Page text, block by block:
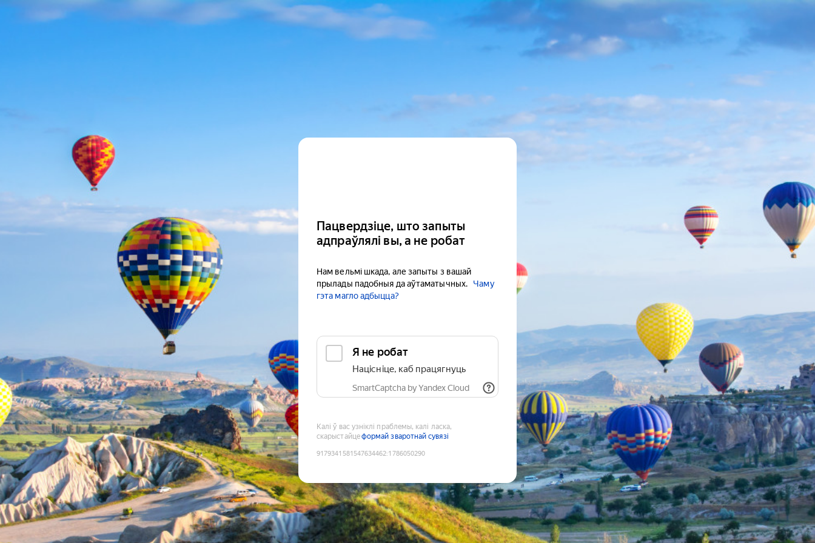
Пацвердзіце, што запыты
адпраўлялі вы, а не робат
Нам вельмі шкада, але запыты з вашай
прылады падобныя да аўтаматычных.
Чаму
гэта магло адбыцца?
Я не робат
Націсніце, каб працягнуць
SmartCaptcha by Yandex Cloud
Калі ў вас узніклі праблемы, калі ласка,
скарыстайцеформай зваротнай сувязі
9179341581547634462:1786050290